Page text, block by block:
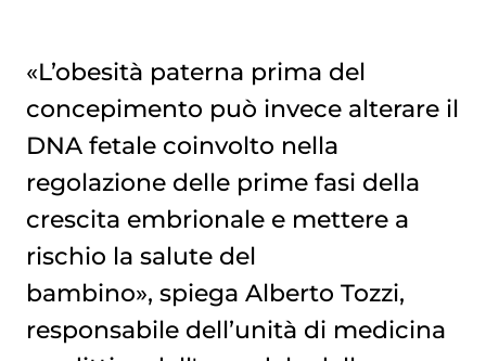
«L’obesità paterna prima del
concepimento può invece alterare il
DNA fetale coinvolto nella
regolazione delle prime fasi della
crescita embrionale e mettere a
rischio la salute del
bambino», spiega Alberto Tozzi,
responsabile dell’unità di medicina